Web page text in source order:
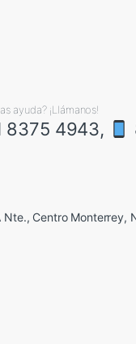
ayuda? ¡Llámanos!
8375 4943,
Nte., Centro Monterrey,